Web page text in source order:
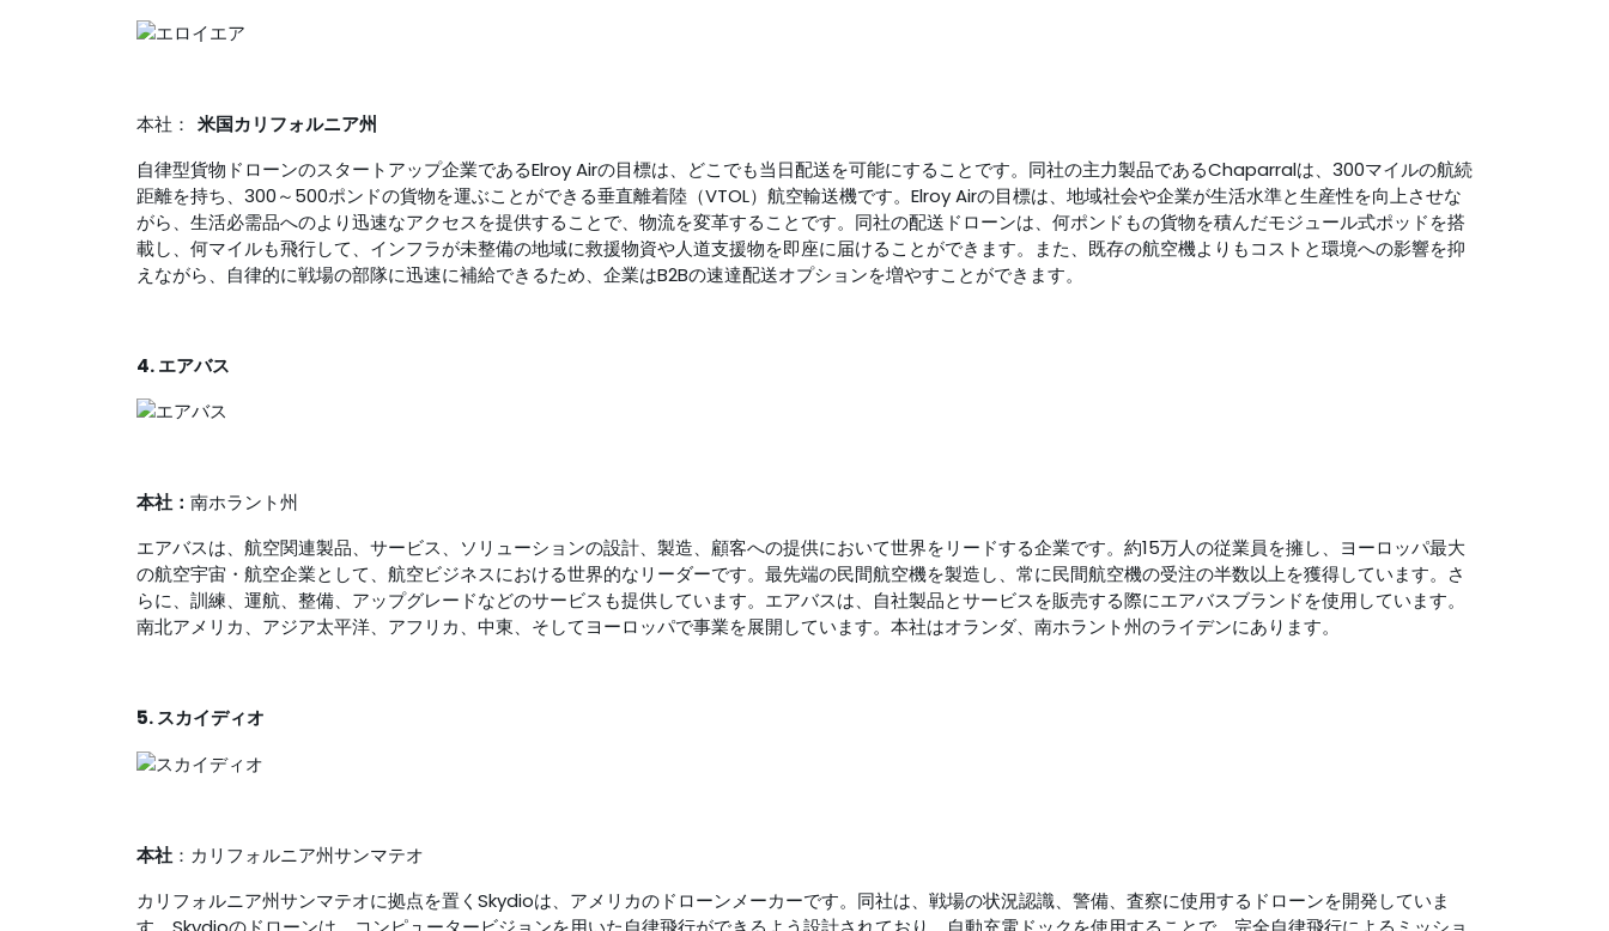
本社： 米国カリフォルニア州
自律型貨物ドローンのスタートアップ企業であるElroy Airの目標は、どこでも当日配送を可能にすることです。同社の主力製品であるChaparralは、300マイルの航続
距離を持ち、300～500ポンドの貨物を運ぶことができる垂直離着陸（VTOL）航空輸送機です。Elroy Airの目標は、地域社会や企業が生活水準と生産性を向上させな
がら、生活必需品へのより迅速なアクセスを提供することで、物流を変革することです。同社の配送ドローンは、何ポンドもの貨物を積んだモジュール式ポッドを搭
載し、何マイルも飛行して、インフラが未整備の地域に救援物資や人道支援物を即座に届けることができます。また、既存の航空機よりもコストと環境への影響を抑
えながら、自律的に戦場の部隊に迅速に補給できるため、企業はB2Bの速達配送オプションを増やすことができます。
4. エアバス
本社： 南ホラント州
エアバスは、航空関連製品、サービス、ソリューションの設計、製造、顧客への提供において世界をリードする企業です。約15万人の従業員を擁し、ヨーロッパ最大
の航空宇宙・航空企業として、航空ビジネスにおける世界的なリーダーです。最先端の民間航空機を製造し、常に民間航空機の受注の半数以上を獲得しています。さ
らに、訓練、運航、整備、アップグレードなどのサービスも提供しています。エアバスは、自社製品とサービスを販売する際にエアバスブランドを使用しています。
南北アメリカ、アジア太平洋、アフリカ、中東、そしてヨーロッパで事業を展開しています。本社はオランダ、南ホラント州のライデンにあります。
5. スカイディオ
本社：カリフォルニア州サンマテオ
カリフォルニア州サンマテオに拠点を置くSkydioは、アメリカのドローンメーカーです。同社は、戦場の状況認識、警備、査察に使用するドローンを開発していま